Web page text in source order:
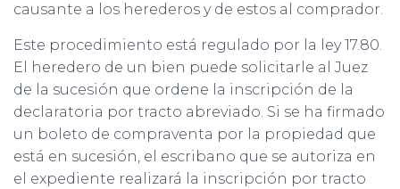
causante a los herederos y de estos al comprador.
Este procedimiento está regulado por la ley 17.80.
El heredero de un bien puede solicitarle al Juez
de la sucesión que ordene la inscripción de la
declaratoria por tracto abreviado. Si se ha firmado
un boleto de compraventa por la propiedad que
está en sucesión, el escribano que se autoriza en
el expediente realizará la inscripción por tracto